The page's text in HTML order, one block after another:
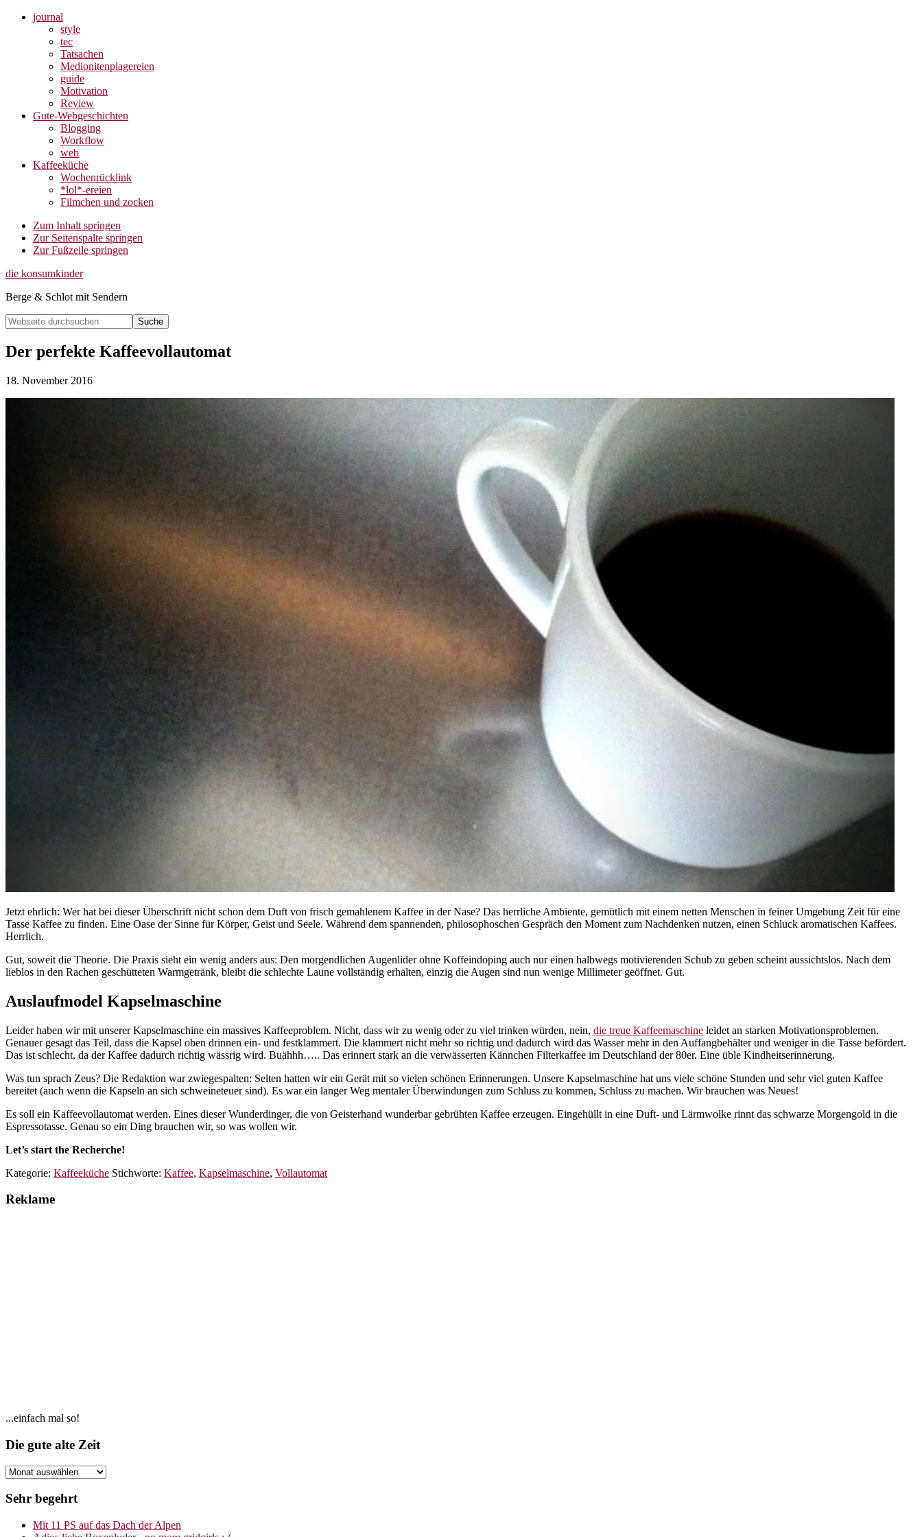
journal
style
tec
Tatsachen
Medionitenplagereien
guide
Motivation
Review
Gute-Webgeschichten
Blogging
Workflow
web
Kaffeeküche
Wochenrücklink
*lol*-ereien
Filmchen und zocken
Zum Inhalt springen
Zur Seitenspalte springen
Zur Fußzeile springen
die konsumkinder
Berge & Schlot mit Sendern
Webseite
durchsuchen
Search
Der perfekte Kaffeevollautomat
18. November 2016
Jetzt ehrlich: Wer hat bei dieser Überschrift nicht schon dem Duft von frisch gemahlenem Kaffee in der Nase? Das herrliche Ambiente, gemütlich mit einem netten Menschen in feiner Umgebung Zeit für eine
Tasse Kaffee zu finden. Eine Oase der Sinne für Körper, Geist und Seele. Während dem spannenden, philosophoschen Gespräch den Moment zum Nachdenken nutzen, einen Schluck aromatischen Kaffees.
Herrlich.
Gut, soweit die Theorie. Die Praxis sieht ein wenig anders aus: Den morgendlichen Augenlider ohne Koffeindoping auch nur einen halbwegs motivierenden Schub zu geben scheint aussichtslos. Nach dem
lieblos in den Rachen geschütteten Warmgetränk, bleibt die schlechte Laune vollständig erhalten, einzig die Augen sind nun wenige Millimeter geöffnet. Gut.
Auslaufmodel Kapselmaschine
Leider haben wir mit unserer Kapselmaschine ein massives Kaffeeproblem. Nicht, dass wir zu wenig oder zu viel trinken würden, nein, die treue Kaffeemaschine leidet an starken Motivationsproblemen.
Genauer gesagt das Teil, dass die Kapsel oben drinnen ein- und festklammert. Die klammert nicht mehr so richtig und dadurch wird das Wasser mehr in den Auffangbehälter und weniger in die Tasse befördert.
Das ist schlecht, da der Kaffee dadurch richtig wässrig wird. Buähhh….. Das erinnert stark an die verwässerten Kännchen Filterkaffee im Deutschland der 80er. Eine üble Kindheitserinnerung.
Was tun sprach Zeus? Die Redaktion war zwiegespalten: Selten hatten wir ein Gerät mit so vielen schönen Erinnerungen. Unsere Kapselmaschine hat uns viele schöne Stunden und sehr viel guten Kaffee
bereitet (auch wenn die Kapseln an sich schweineteuer sind). Es war ein langer Weg mentaler Überwindungen zum Schluss zu kommen, Schluss zu machen. Wir brauchen was Neues!
Es soll ein Kaffeevollautomat werden. Eines dieser Wunderdinger, die von Geisterhand wunderbar gebrühten Kaffee erzeugen. Eingehüllt in eine Duft- und Lärmwolke rinnt das schwarze Morgengold in die
Espressotasse. Genau so ein Ding brauchen wir, so was wollen wir.
Let’s start the Recherche!
Kategorie: Kaffeeküche Stichworte: Kaffee, Kapselmaschine, Vollautomat
Reklame
Seitenspalte
...einfach mal so!
Footer
Die gute alte Zeit
Die
alte
Sehr begehrt
Mit 11 PS auf das Dach der Alpen